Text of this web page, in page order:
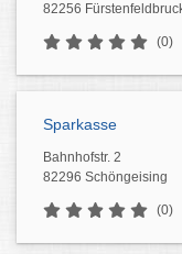
82256
(0)
Sparkasse
Bahnhofstr. 2
82296 Schöngeising
(0)